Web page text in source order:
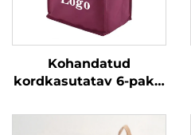
Kohandatud
kordkasutatav 6-pakis
mittekootud õlle- ja